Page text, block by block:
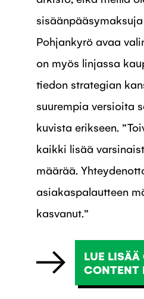
sisäänpääsymaksuja
Pohjankyrö avaa
on myös linjassa
tiedon strategian
suurempia versioita
kuvista erikseen.
kaikki lisää
määrää.
asiakaspalautteen
kasvanut.”
LUE LISÄÄ
CONTENT